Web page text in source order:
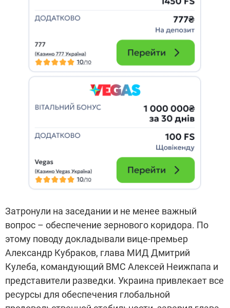
Затронули на заседании и не менее важный
вопрос – обеспечение зернового коридора. По
этому поводу докладывали вице-премьер
Александр Кубраков, глава МИД Дмитрий
Кулеба, командующий ВМС Алексей Неижпапа и
представители разведки. Украина привлекает все
ресурсы для обеспечения глобальной